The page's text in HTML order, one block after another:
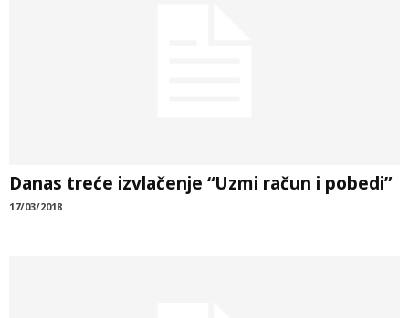
Danas treće izvlačenje “Uzmi račun i pobedi”
17/03/2018